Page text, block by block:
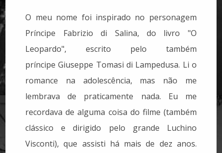
O meu nome foi inspirado no personagem
Príncipe Fabrizio di Salina, do livro "O
Leopardo", escrito pelo também
príncipe Giuseppe Tomasi di Lampedusa. Li o
romance na adolescência, mas não me
lembrava de praticamente nada. Eu me
recordava de alguma coisa do filme (também
clássico e dirigido pelo grande Luchino
Visconti), que assisti há mais de dez anos.